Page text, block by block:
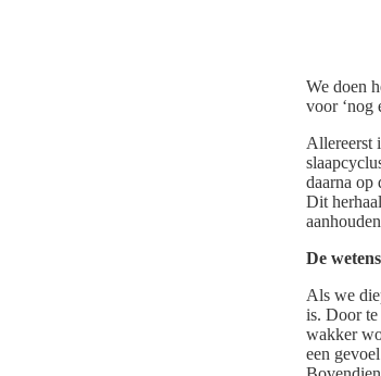
We doen
voor ‘nog
Allereerst
daarna op
Dit
De
Als we
is. Door te
wakker
een